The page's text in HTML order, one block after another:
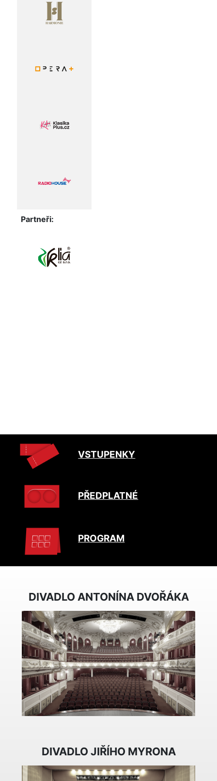
Partneři:
VSTUPENKY
PŘEDPLATNÉ
PROGRAM
DIVADLO ANTONÍNA DVOŘÁKA
DIVADLO JIŘÍHO MYRONA